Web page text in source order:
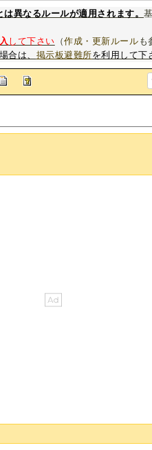
異なるルールが適用されます。
して下さい （作成・更新ルール も
合は、 掲示板避難所を利用して下